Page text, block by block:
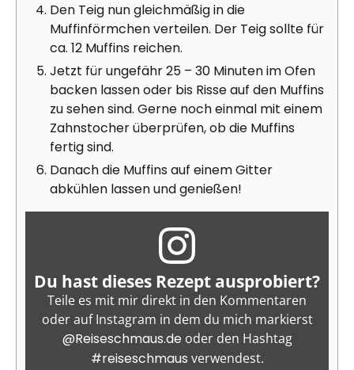
Den Teig nun gleichmäßig in die
Muffinförmchen verteilen. Der Teig sollte für
ca. 12 Muffins reichen.
Jetzt für ungefähr 25 – 30 Minuten im Ofen
backen lassen oder bis Risse auf den Muffins
zu sehen sind. Gerne noch einmal mit einem
Zahnstocher überprüfen, ob die Muffins
fertig sind.
Danach die Muffins auf einem Gitter
abkühlen lassen und genießen!
Du hast dieses Rezept ausprobiert?
Teile es mit mir direkt in den Kommentaren
oder auf Instagram in dem du mich markierst
@Reiseschmaus.de oder den Hashtag
#reiseschmaus verwendest.